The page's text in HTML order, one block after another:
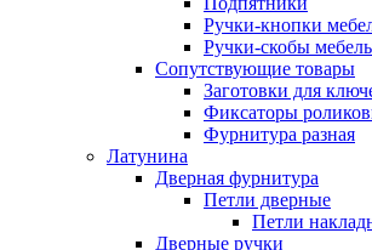
Ручки-кнопки
Ручки-скобы
Сопутствующие товары
Заготовки для
Фиксаторы
Фурнитура разная
Латунина
Дверная фурнитура
Петли дверные
Петли
Дверные ручки